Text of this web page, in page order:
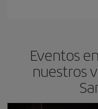
Eventos
nuestros